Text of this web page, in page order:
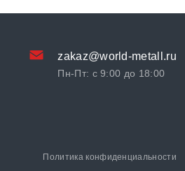
zakaz@world-metall.ru
Пн-Пт: с 9:00 до 18:00
Политика конфиденциальности